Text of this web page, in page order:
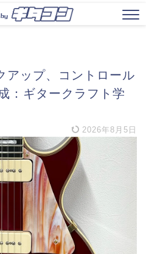
アップ、コントロール
：ギタークラフト学
2026年8月5日